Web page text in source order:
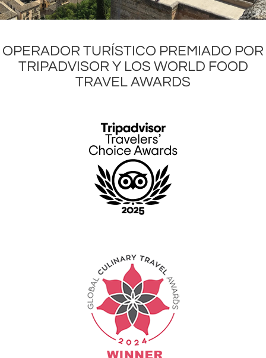
OPERADOR TURÍSTICO PREMIADO POR
TRIPADVISOR Y LOS WORLD FOOD
TRAVEL AWARDS